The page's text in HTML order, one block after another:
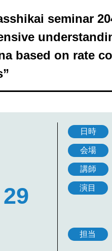
seminar
based on rate
29
日時
会場
講師
演目
担当